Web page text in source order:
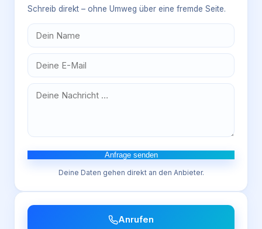
Schreib direkt – ohne Umweg über eine fremde Seite.
Anfrage senden
Deine Daten gehen direkt an den Anbieter.
Anrufen